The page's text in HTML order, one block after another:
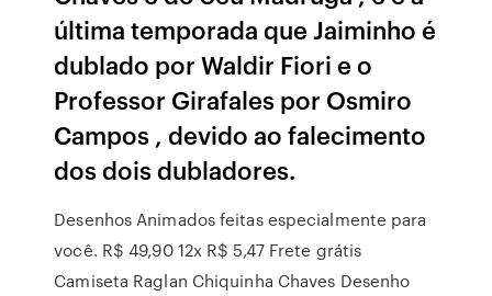
última temporada que Jaiminho é
dublado por Waldir Fiori e o
Professor Girafales por Osmiro
Campos , devido ao falecimento
dos dois dubladores.
Desenhos Animados feitas especialmente para
você. R$ 49,90 12x R$ 5,47 Frete grátis
Camiseta Raglan Chiquinha Chaves Desenho